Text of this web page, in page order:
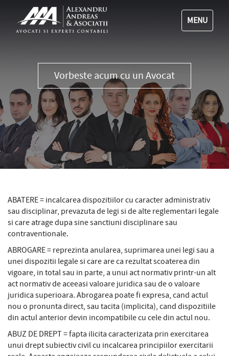
MENU
0356 111 555
ABATERE = incalcarea dispozitiilor cu caracter administrativ
sau disciplinar, prevazuta de legi si de alte reglementari legale
si care atrage dupa sine sanctiuni disciplinare sau
contraventionale.
ABROGARE = reprezinta anularea, suprimarea unei legi sau a
unei dispozitii legale si care are ca rezultat scoaterea din
vigoare, in total sau in parte, a unui act normativ printr-un alt
act normativ de aceeasi valoare juridica sau de o valoare
juridica superioara. Abrogarea poate fi expresa, cand actul
nou o pronunta direct, sau tacita (implicita), cand dispozitiile
din actul anterior devin incompatibile cu cele din actul nou.
ABUZ DE DREPT = fapta ilicita caracterizata prin exercitarea
unui drept subiectiv civil cu incalcarea principiilor exercitarii